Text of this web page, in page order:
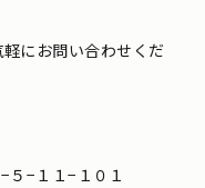
にお問い合わせくだ
５−１１−１０１